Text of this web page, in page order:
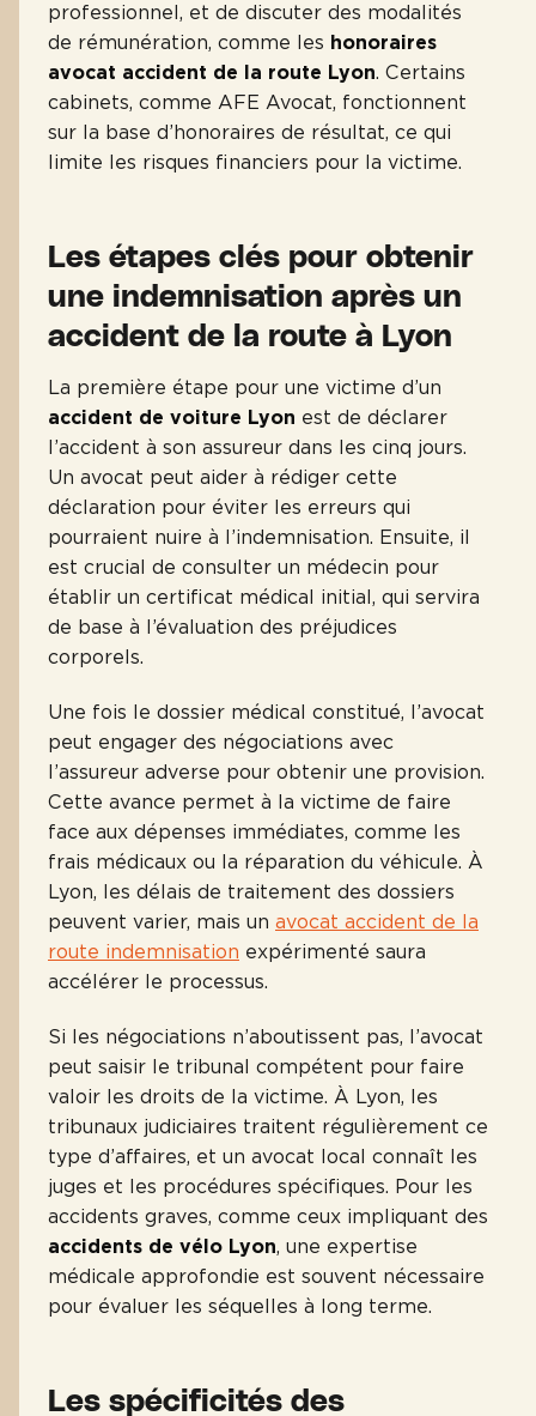
professionnel, et de discuter des modalités
de rémunération, comme les honoraires
avocat accident de la route Lyon. Certains
cabinets, comme AFE Avocat, fonctionnent
sur la base d’honoraires de résultat, ce qui
limite les risques financiers pour la victime.
Les étapes clés pour obtenir
une indemnisation après un
accident de la route à Lyon
La première étape pour une victime d’un
accident de voiture Lyon est de déclarer
l’accident à son assureur dans les cinq jours.
Un avocat peut aider à rédiger cette
déclaration pour éviter les erreurs qui
pourraient nuire à l’indemnisation. Ensuite, il
est crucial de consulter un médecin pour
établir un certificat médical initial, qui servira
de base à l’évaluation des préjudices
corporels.
Une fois le dossier médical constitué, l’avocat
peut engager des négociations avec
l’assureur adverse pour obtenir une provision.
Cette avance permet à la victime de faire
face aux dépenses immédiates, comme les
frais médicaux ou la réparation du véhicule. À
Lyon, les délais de traitement des dossiers
peuvent varier, mais un avocat accident de la
route indemnisation expérimenté saura
accélérer le processus.
Si les négociations n’aboutissent pas, l’avocat
peut saisir le tribunal compétent pour faire
valoir les droits de la victime. À Lyon, les
tribunaux judiciaires traitent régulièrement ce
type d’affaires, et un avocat local connaît les
juges et les procédures spécifiques. Pour les
accidents graves, comme ceux impliquant des
accidents de vélo Lyon, une expertise
médicale approfondie est souvent nécessaire
pour évaluer les séquelles à long terme.
Les spécificités des